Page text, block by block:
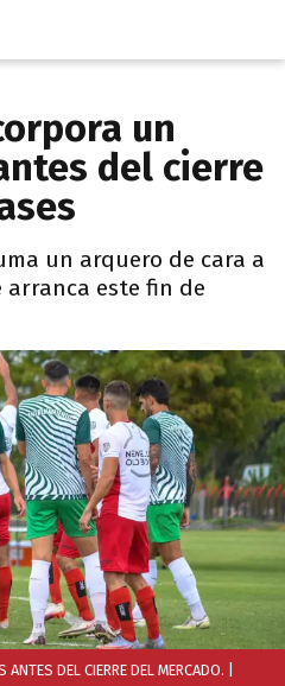
un
del cierre
un arquero de cara a
arranca este fin de
DEL CIERRE DEL MERCADO.